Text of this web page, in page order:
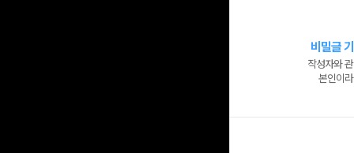
비밀글
작성자와
본인이